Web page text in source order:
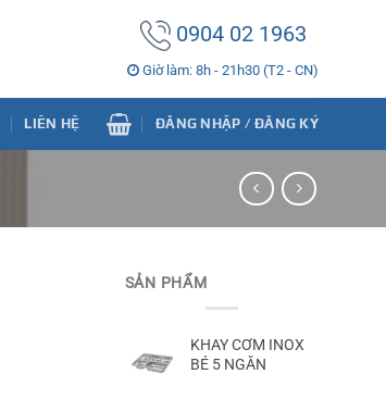
0904 02 1963
Giờ làm: 8h - 21h30 (T2 - CN)
LIÊN HỆ ĐĂNG NHẬP / ĐĂNG KÝ
SẢN PHẨM
KHAY CƠM INOX
BÉ 5 NGĂN